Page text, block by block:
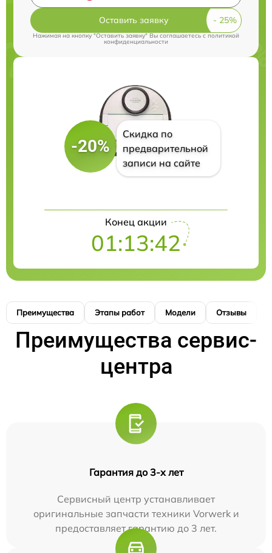
Оставить заявку
Нажимая на кнопку "Оставить заявку" Вы соглашаетесь cполитикой
конфиденциальности
-20%
Скидка по
предварительной
записи на сайте
Конец акции
01:13:42
Преимущества Этапы работ Модели Отзывы
Преимущества сервис-
центра
Гарантия до 3-х лет
Сервисный центр устанавливает
оригинальные запчасти техники Vorwerk и
предоставляет гарантию до 3 лет.